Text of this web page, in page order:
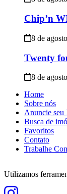
Chip’n
8 de agosto
Twenty
8 de agosto
Home
Sobre nós
Anuncie seu
Busca de
Favoritos
Contato
Trabalhe
Utilizamos